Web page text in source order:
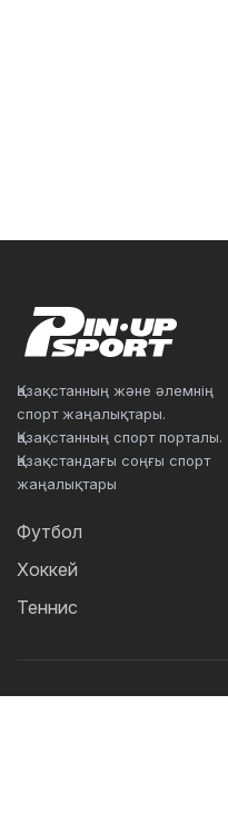
Қазақстанның және әлемнің
спорт жаңалықтары.
Қазақстанның спорт порталы.
Қазақстандағы соңғы спорт
жаңалықтары
Футбол
Хоккей
Теннис